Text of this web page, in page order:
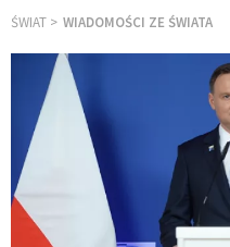
ŚWIAT WIADOMOŚCI ZE ŚWIATA